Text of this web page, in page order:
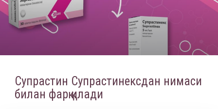
Супрастин Супрастинексдан нимаси
билан фарқ қилади